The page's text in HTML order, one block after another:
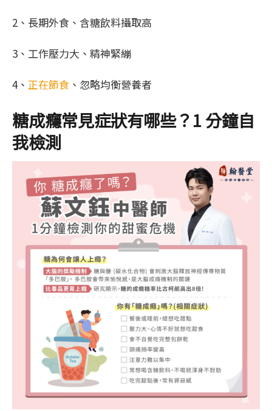
2、長期外食、含糖飲料攝取高
3、工作壓力大、精神緊繃
4、 正在節食 、忽略均衡營養者
糖成癮常見症狀有哪些？1 分鐘自
我檢測